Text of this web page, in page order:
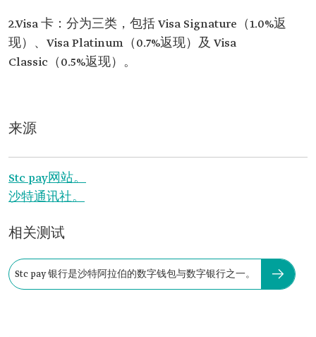
2.Visa 卡：分为三类，包括 Visa Signature（1.0%返
现）、Visa Platinum（0.7%返现）及 Visa
Classic（0.5%返现）。
来源
Stc pay网站。
沙特通讯社。
相关测试
Stc pay 银行是沙特阿拉伯的数字钱包与数字银行之一。